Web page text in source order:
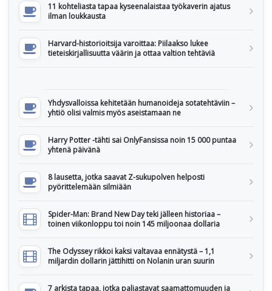
11 kohteliasta tapaa kyseenalaistaa työkaverin ajatus
ilman loukkausta
Harvard-historioitsija varoittaa: Piilaakso lukee
tieteiskirjallisuutta väärin ja ottaa valtion tehtäviä
Yhdysvalloissa kehitetään humanoideja sotatehtäviin –
yhtiö olisi valmis myös aseistamaan ne
Harry Potter -tähti sai OnlyFansissa noin 15 000 puntaa
yhtenä päivänä
8 lausetta, jotka saavat Z-sukupolven helposti
pyörittelemään silmiään
Spider-Man: Brand New Day teki jälleen historiaa –
toinen viikonloppu toi noin 145 miljoonaa dollaria
The Odyssey rikkoi kaksi valtavaa ennätystä – 1,1
miljardin dollarin jättihitti on Nolanin uran suurin
7 arkista tapaa, jotka paljastavat saamattomuuden ja